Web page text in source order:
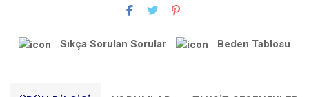
Sıkça Sorulan Sorular Beden Tablosu